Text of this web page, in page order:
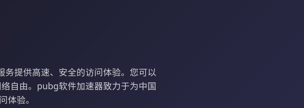
提供高速、安全的访问体验。您可以
自由。pubg软件加速器致力于为中国
体验。